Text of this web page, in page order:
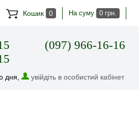
Кошик 0 На суму 0 грн.
(097) 966-16-16
дня, увійдіть в особистий кабінет